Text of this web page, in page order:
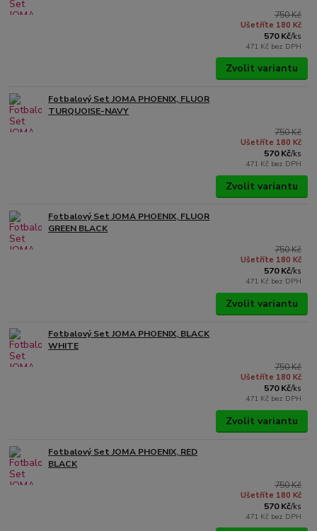
750 Kč
Ušetříte 180 Kč
570 Kč/ks
471 Kč bez DPH
Zvolit variantu
Fotbalový Set JOMA PHOENIX, FLUOR
TURQUOISE-NAVY
750 Kč
Ušetříte 180 Kč
570 Kč/ks
471 Kč bez DPH
Zvolit variantu
Fotbalový Set JOMA PHOENIX, FLUOR
GREEN BLACK
750 Kč
Ušetříte 180 Kč
570 Kč/ks
471 Kč bez DPH
Zvolit variantu
Fotbalový Set JOMA PHOENIX, BLACK
WHITE
750 Kč
Ušetříte 180 Kč
570 Kč/ks
471 Kč bez DPH
Zvolit variantu
Fotbalový Set JOMA PHOENIX, RED
BLACK
750 Kč
Ušetříte 180 Kč
570 Kč/ks
471 Kč bez DPH